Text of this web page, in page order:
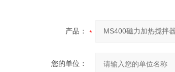
产品：
您的单位：